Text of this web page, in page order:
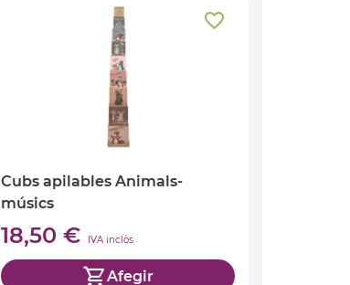
Cubs apilables Animals-
músics
18,50 € IVA inclòs
Afegir